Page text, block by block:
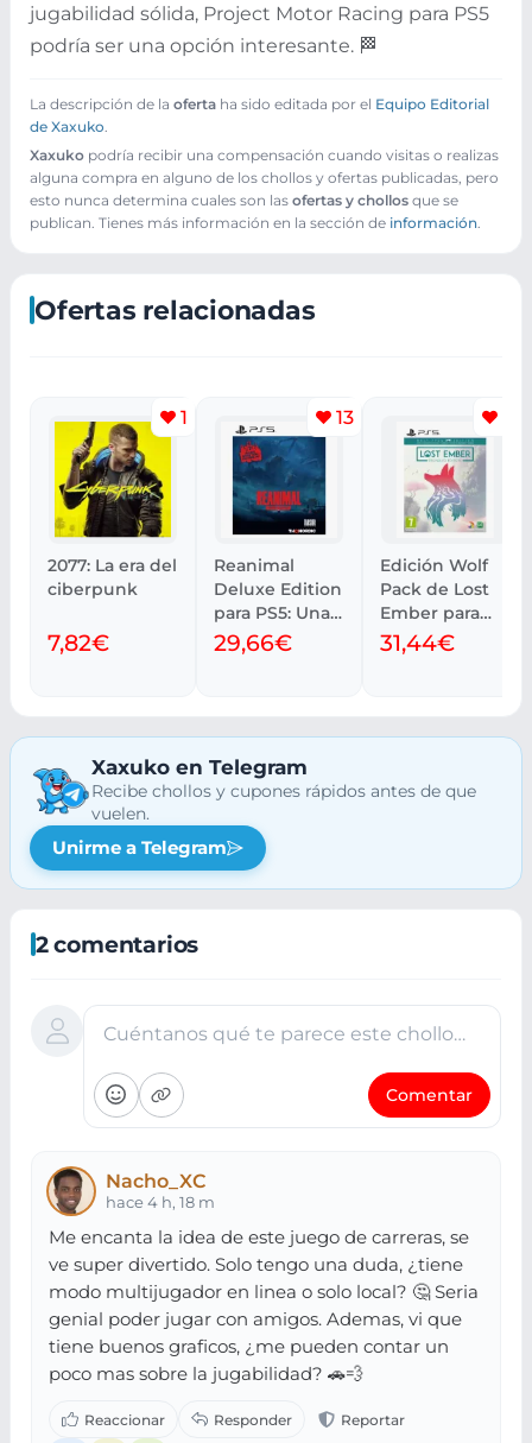
jugabilidad sólida, Project Motor Racing para PS5
podría ser una opción interesante. 🏁
La descripción de la oferta ha sido editada por el Equipo Editorial
de Xaxuko.
Xaxuko podría recibir una compensación cuando visitas o realizas
alguna compra en alguno de los chollos y ofertas publicadas, pero
esto nunca determina cuales son las ofertas y chollos que se
publican. Tienes más información en la sección de información.
Ofertas relacionadas
1
2077: La era del
ciberpunk
7,82€
13
Reanimal
Deluxe Edition
para PS5: Una
aventura única
29,66€
Edición Wolf
Pack de Lost
Ember para
PS5
31,44€
Xaxuko en Telegram
Recibe chollos y cupones rápidos antes de que
vuelen.
Unirme a Telegram
2 comentarios
Cuéntanos qué te parece este chollo…
Comentar
Nacho_XC
hace 4 h, 18 m
Me encanta la idea de este juego de carreras, se
ve super divertido. Solo tengo una duda, ¿tiene
modo multijugador en linea o solo local? 🤔 Seria
genial poder jugar con amigos. Ademas, vi que
tiene buenos graficos, ¿me pueden contar un
poco mas sobre la jugabilidad? 🚗💨